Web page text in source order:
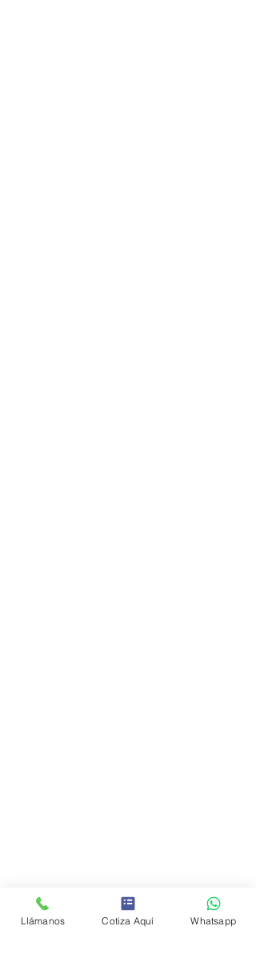
Llámanos Cotiza Aquí Whatsapp